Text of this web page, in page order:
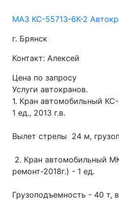
МАЗ КС-55713-6К-2
г. Брянск
Контакт: Алексей
Цена по запросу
Услуги автокранов.
1. Кран автомобильный
1 ед., 2013 г.в.
Вылет стрелы  24 м,
ремонт-2018г.) - 1 ед.
Грузоподъемность - 40 т,